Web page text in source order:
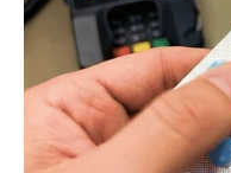
cereja do bolo.
5° – Kit
Esponja